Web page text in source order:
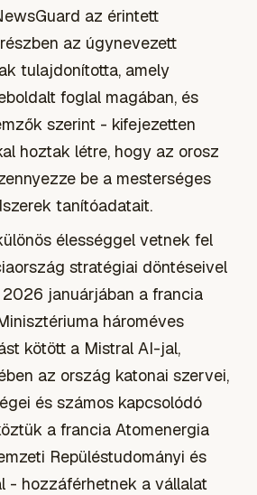
az érintett
az úgynevezett
tulajdonította, amely
foglal magában, és
szerint - kifejezetten
hoztak létre, hogy az orosz
be a mesterséges
tanítóadatait.
élességgel vetnek fel
stratégiai döntéseivel
januárjában a francia
hároméves
kötött a Mistral AI-jal,
az ország katonai szervei,
és számos kapcsolódó
a francia Atomenergia
Repüléstudományi és
- hozzáférhetnek a vállalat